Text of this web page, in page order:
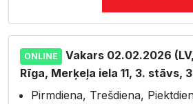
ONLINE
Vakars 02.02.2026
Rīga, Merķeļa iela 11, 3. stāvs,
Pirmdiena, Trešdiena,